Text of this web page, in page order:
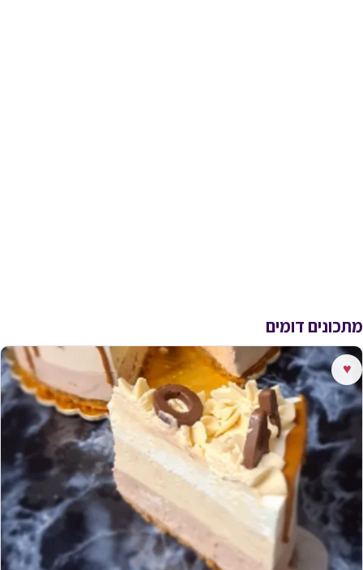
מתכונים דומים
♥